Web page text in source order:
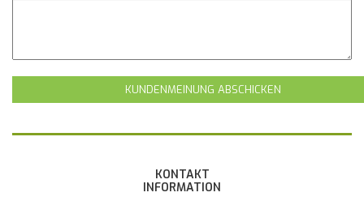
KUNDENMEINUNG ABSCHICKEN
KONTAKT
INFORMATION